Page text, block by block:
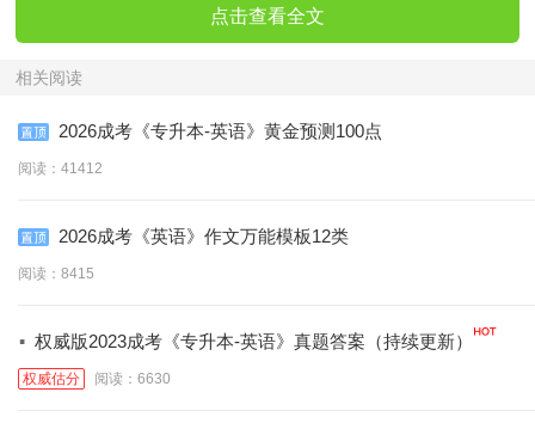
点击查看全文
相关阅读
2026成考《专升本-英语》黄金预测100点
阅读：41412
2026成考《英语》作文万能模板12类
阅读：8415
· 权威版2023成考《专升本-英语》真题答案（持续更新）
权威估分 阅读：6630